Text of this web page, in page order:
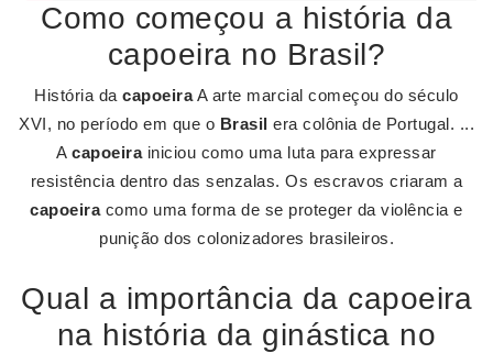
Como começou a história da
capoeira no Brasil?
História dacapoeiraA arte marcial começou do século
XVI, no período em que o Brasil era colônia de Portugal. ...
Acapoeirainiciou como uma luta para expressar
resistência dentro das senzalas. Os escravos criaram a
capoeiracomo uma forma de se proteger da violência e
punição dos colonizadores brasileiros.
Qual a importância da capoeira
na história da ginástica no